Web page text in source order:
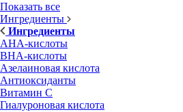
Показать все
Ингредиенты
Ингредиенты
AHA-кислоты
BHA-кислоты
Азелаиновая кислота
Антиоксиданты
Витамин С
Гиалуроновая кислота